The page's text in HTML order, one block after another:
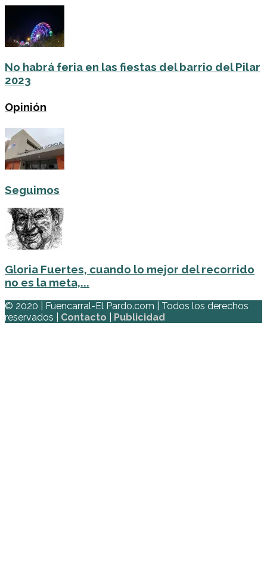
No habrá feria en las fiestas del barrio del Pilar
2023
Opinión
Seguimos
Gloria Fuertes, cuando lo mejor del recorrido
no es la meta,...
© 2020 | Fuencarral-El Pardo.com | Todos los derechos
reservados | Contacto Publicidad